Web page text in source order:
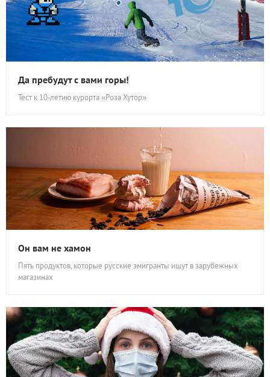
Да пребудут с вами горы!
Тест к 10‑летию курорта «Роза Хутор»
Он вам не хамон
Пять продуктов, которые русские эмигранты ищут в зарубежных
магазинах